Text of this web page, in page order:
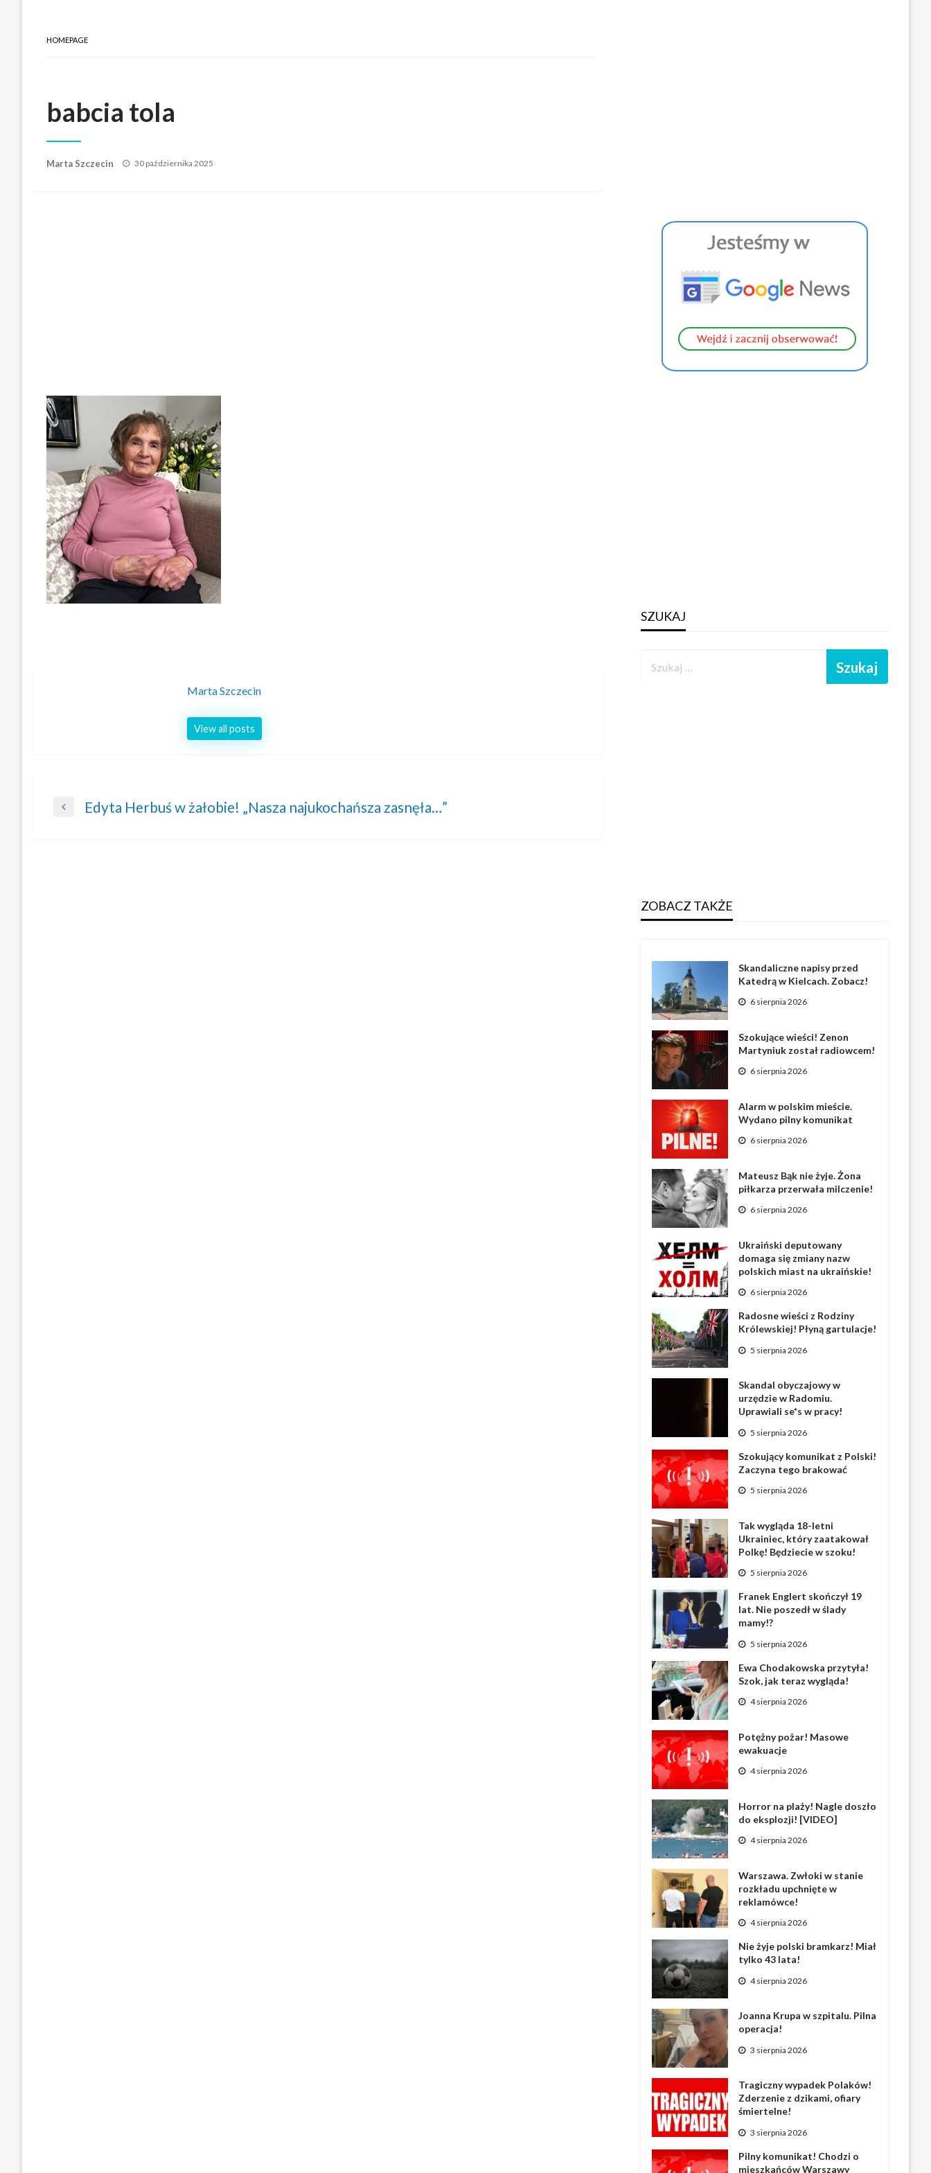
HOMEPAGE
babcia tola
Marta Szczecin
Posted
30 października 2025
Marta Szczecin
View all posts
Nawigacja
Previous
Edyta Herbuś w żałobie! „Nasza najukochańsza zasnęła…”
SZUKAJ
ZOBACZ TAKŻE
Skandaliczne napisy przed
Katedrą w Kielcach. Zobacz!
6 sierpnia 2026
Szokujące wieści! Zenon
Martyniuk został radiowcem!
6 sierpnia 2026
Alarm w polskim mieście.
Wydano pilny komunikat
6 sierpnia 2026
Mateusz Bąk nie żyje. Żona
piłkarza przerwała milczenie!
6 sierpnia 2026
Ukraiński deputowany
domaga się zmiany nazw
polskich miast na ukraińskie!
6 sierpnia 2026
Radosne wieści z Rodziny
Królewskiej! Płyną gartulacje!
5 sierpnia 2026
Skandal obyczajowy w
urzędzie w Radomiu.
Uprawiali se*s w pracy!
5 sierpnia 2026
Szokujący komunikat z Polski!
Zaczyna tego brakować
5 sierpnia 2026
Tak wygląda 18-letni
Ukrainiec, który zaatakował
Polkę! Będziecie w szoku!
5 sierpnia 2026
Franek Englert skończył 19
lat. Nie poszedł w ślady
mamy!?
5 sierpnia 2026
Ewa Chodakowska przytyła!
Szok, jak teraz wygląda!
4 sierpnia 2026
Potężny pożar! Masowe
ewakuacje
4 sierpnia 2026
Horror na plaży! Nagle doszło
do eksplozji! [VIDEO]
4 sierpnia 2026
Warszawa. Zwłoki w stanie
rozkładu upchnięte w
reklamówce!
4 sierpnia 2026
Nie żyje polski bramkarz! Miał
tylko 43 lata!
4 sierpnia 2026
Joanna Krupa w szpitalu. Pilna
operacja!
3 sierpnia 2026
Tragiczny wypadek Polaków!
Zderzenie z dzikami, ofiary
śmiertelne!
3 sierpnia 2026
Pilny komunikat! Chodzi o
mieszkańców Warszawy